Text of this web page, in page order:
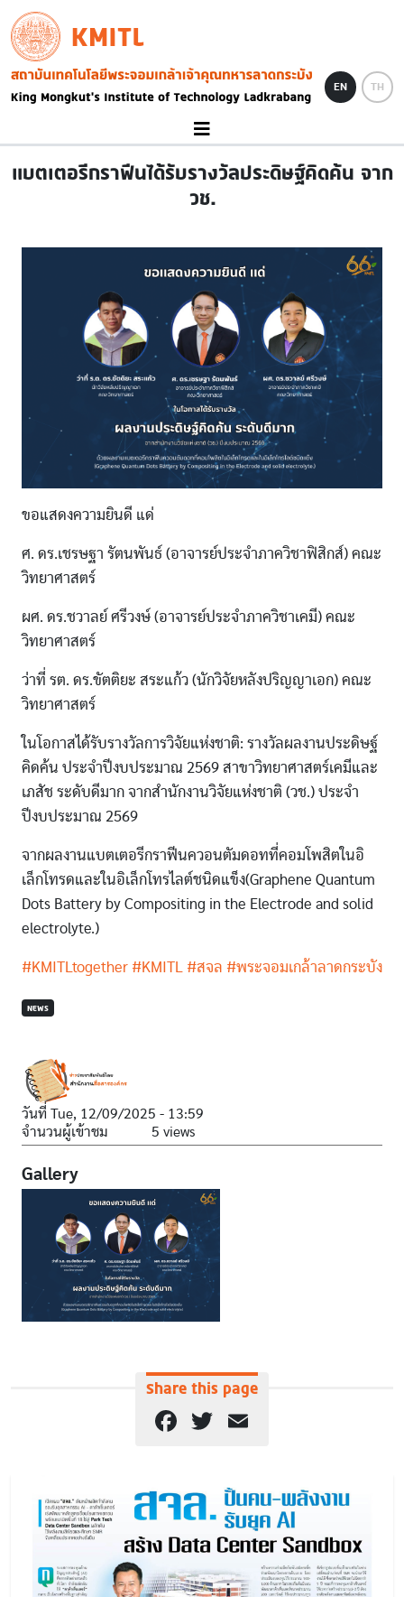
Skip to main content
KMITL
Image
EN TH
แบตเตอรีกราฟีนได้รับรางวัลประดิษฐ์คิดค้น จาก
วช.
ขอแสดงความยินดี แด่
ศ. ดร.เชรษฐา รัตนพันธ์ (อาจารย์ประจำภาควิชาฟิสิกส์) คณะ
วิทยาศาสตร์
ผศ. ดร.ชวาลย์ ศรีวงษ์ (อาจารย์ประจำภาควิชาเคมี) คณะ
วิทยาศาสตร์
ว่าที่ รต. ดร.ขัตติยะ สระแก้ว (นักวิจัยหลังปริญญาเอก) คณะ
วิทยาศาสตร์
ในโอกาสได้รับรางวัลการวิจัยแห่งชาติ: รางวัลผลงานประดิษฐ์
คิดค้น ประจำปีงบประมาณ 2569 สาขาวิทยาศาสตร์เคมีและ
เภสัช ระดับดีมาก จากสำนักงานวิจัยแห่งชาติ (วช.) ประจำ
ปีงบประมาณ 2569
จากผลงานแบตเตอรีกราฟีนควอนตัมดอทที่คอมโพสิตในอิ
เล็กโทรดและในอิเล็กโทรไลต์ชนิดแข็ง(Graphene Quantum
Dots Battery by Compositing in the Electrode and solid
electrolyte.)
#KMITLtogether #KMITL #สจล #พระจอมเกล้าลาดกระบัง
NEWS
วันที่ Tue, 12/09/2025 - 13:59
จำนวนผู้เข้าชม
5 views
Gallery
Share this page
Facebook
Twitter